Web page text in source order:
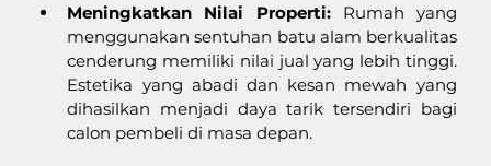
Meningkatkan Nilai Properti: Rumah yang
menggunakan sentuhan batu alam berkualitas
cenderung memiliki nilai jual yang lebih tinggi.
Estetika yang abadi dan kesan mewah yang
dihasilkan menjadi daya tarik tersendiri bagi
calon pembeli di masa depan.